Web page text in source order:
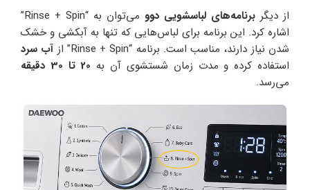
از دیگر برنامه‌های لباسشویی دوو
می‌توان به “Rinse + Spin”
اشاره کرد. این برنامه برای لباس‌هایی که تنها به آبکشی و خشک
شدن نیاز دارند، مناسب است. برنامه “Rinse + Spin” از
آب سرد
استفاده کرده و مدت زمان شستشوی آن به 20 تا 30 دقیقه
می‌رسد.